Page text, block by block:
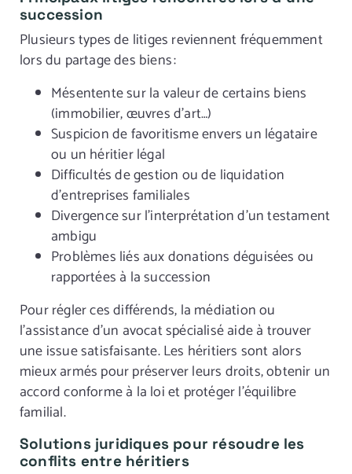
succession
Plusieurs types de litiges reviennent fréquemment
lors du partage des biens :
Mésentente sur la valeur de certains biens
(immobilier, œuvres d’art…)
Suspicion de favoritisme envers un légataire
ou un héritier légal
Difficultés de gestion ou de liquidation
d’entreprises familiales
Divergence sur l’interprétation d’un testament
ambigu
Problèmes liés aux donations déguisées ou
rapportées à la succession
Pour régler ces différends, la médiation ou
l’assistance d’un avocat spécialisé aide à trouver
une issue satisfaisante. Les héritiers sont alors
mieux armés pour préserver leurs droits, obtenir un
accord conforme à la loi et protéger l’équilibre
familial.
Solutions juridiques pour résoudre les
conflits entre héritiers